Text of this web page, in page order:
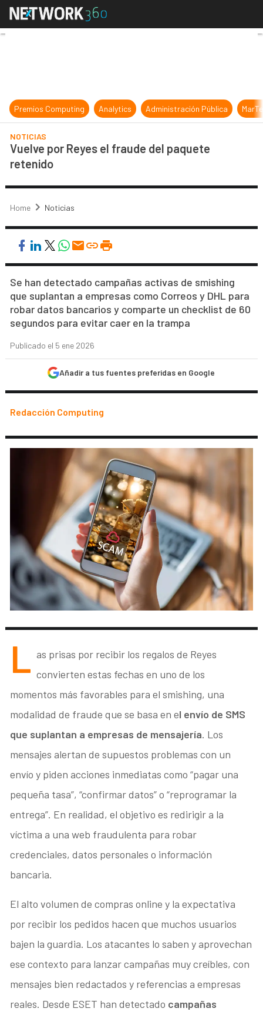
Vuelve por Reyes el fraude del
Premios Computing Analytics Administración Pública
NOTICIAS
Vuelve por Reyes el fraude del paquete
retenido
Home Noticias
Se han detectado campañas activas de smishing
que suplantan a empresas como Correos y DHL para
robar datos bancarios y comparte un checklist de 60
segundos para evitar caer en la trampa
Publicado el 5 ene 2026
Añadir a tus fuentes preferidas en Google
Redacción Computing
L as prisas por recibir los regalos de Reyes
convierten estas fechas en uno de los
momentos más favorables para el smishing, una
modalidad de fraude que se basa en el envío de SMS
que suplantan a empresas de mensajería. Los
mensajes alertan de supuestos problemas con un
envío y piden acciones inmediatas como “pagar una
pequeña tasa”, “confirmar datos” o “reprogramar la
entrega”. En realidad, el objetivo es redirigir a la
víctima a una web fraudulenta para robar
credenciales, datos personales o información
bancaria.
El alto volumen de compras online y la expectativa
por recibir los pedidos hacen que muchos usuarios
bajen la guardia. Los atacantes lo saben y aprovechan
ese contexto para lanzar campañas muy creíbles, con
mensajes bien redactados y referencias a empresas
reales. Desde ESET han detectado campañas